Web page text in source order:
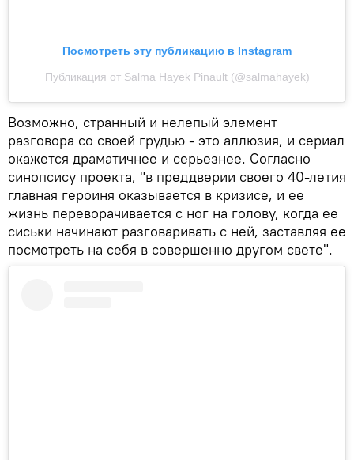
Посмотреть эту публикацию в Instagram
Публикация от Salma Hayek Pinault (@salmahayek)
Возможно, странный и нелепый элемент
разговора со своей грудью - это аллюзия, и сериал
окажется драматичнее и серьезнее. Согласно
синопсису проекта, "в преддверии своего 40-летия
главная героиня оказывается в кризисе, и ее
жизнь переворачивается с ног на голову, когда ее
сиськи начинают разговаривать с ней, заставляя ее
посмотреть на себя в совершенно другом свете".